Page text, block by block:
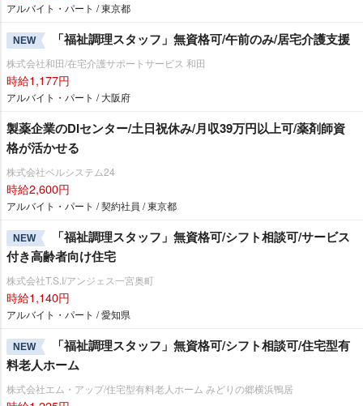
アルバイト・パート / 東京都
NEW 「福祉調理スタッフ」無資格可/午前のみ/居宅介護支援
株式会社和田/在宅介護サポートサービス 和田
時給1,177円
アルバイト・パート / 大阪府
製薬企業のDIセンター/土日祝休み/月収39万円以上可/薬剤師資
格が活かせる
株式会社ベルシステム24
時給2,600円
アルバイト・パート / 契約社員 / 東京都
NEW
「福祉調理スタッフ」無資格可/シフト相談可/サービス
付き高齢者向け住宅
株式会社T.S.I/アンジェス一宮奥町
時給1,140円
アルバイト・パート / 愛知県
NEW
「福祉調理スタッフ」無資格可/シフト相談可/住宅型有
料老人ホーム
株式会社エム・アップ/住宅型有料老人ホーム みどりの郷横浜鴨居